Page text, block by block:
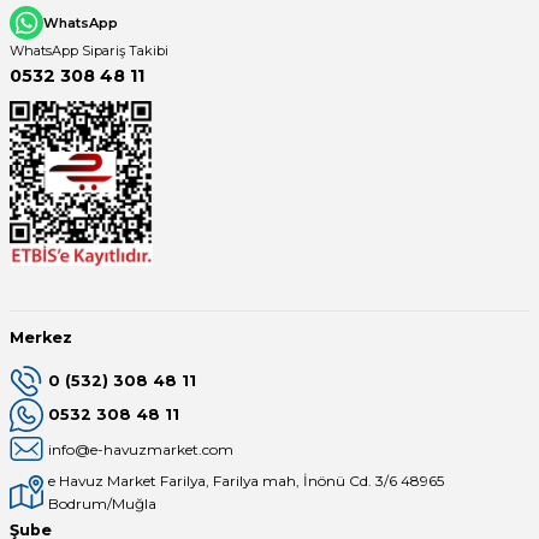
WhatsApp
WhatsApp Sipariş Takibi
0532 308 48 11
Merkez
0 (532) 308 48 11
0532 308 48 11
info@e-havuzmarket.com
e Havuz Market Farilya, Farilya mah, İnönü Cd. 3/6 48965
Bodrum/Muğla
Şube